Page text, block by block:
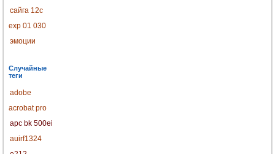
сайга 12с
exp 01 030
эмоции
Случайные
теги
adobe
acrobat pro
apc bk 500ei
auirf1324